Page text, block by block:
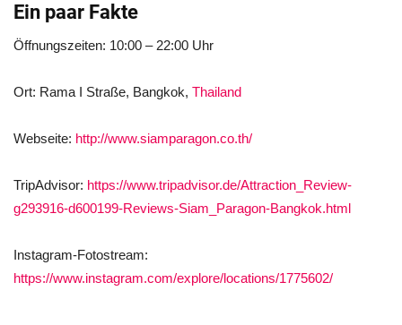
Ein paar Fakte
Öffnungszeiten: 10:00 – 22:00 Uhr
Ort: Rama I Straße, Bangkok, Thailand
Webseite: http://www.siamparagon.co.th/
TripAdvisor: https://www.tripadvisor.de/Attraction_Review-
g293916-d600199-Reviews-Siam_Paragon-Bangkok.html
Instagram-Fotostream:
https://www.instagram.com/explore/locations/1775602/